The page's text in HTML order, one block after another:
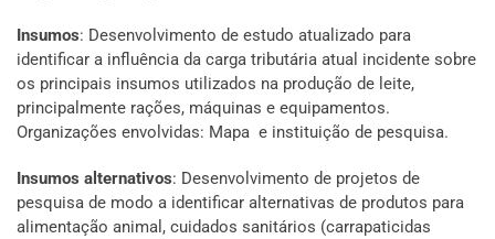
Insumos: Desenvolvimento de estudo atualizado para
identificar a influência da carga tributária atual incidente sobre
os principais insumos utilizados na produção de leite,
principalmente rações, máquinas e equipamentos.
Organizações envolvidas: Mapa e instituição de pesquisa.
Insumos alternativos: Desenvolvimento de projetos de
pesquisa de modo a identificar alternativas de produtos para
alimentação animal, cuidados sanitários (carrapaticidas